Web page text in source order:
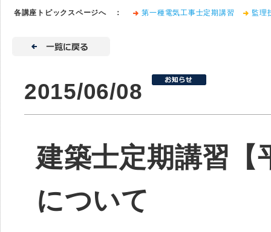
各講座トピックスページへ ： 第一種電気工事士定期講習 監理
2015/06/08
建築士定期講習【
について